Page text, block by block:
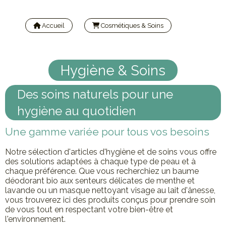
Accueil Cosmétiques & Soins
Hygiène & Soins
Des soins naturels pour une
hygiène au quotidien
Une gamme variée pour tous vos besoins
Notre sélection d'articles d'hygiène et de soins vous offre
des solutions adaptées à chaque type de peau et à
chaque préférence. Que vous recherchiez un baume
déodorant bio aux senteurs délicates de menthe et
lavande ou un masque nettoyant visage au lait d'ânesse,
vous trouverez ici des produits conçus pour prendre soin
de vous tout en respectant votre bien-être et
l'environnement.